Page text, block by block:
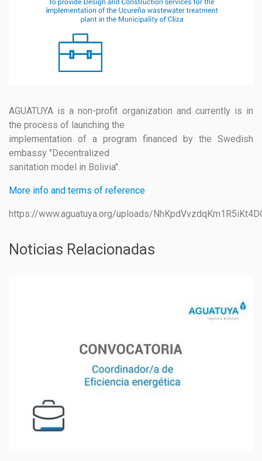
Noticias Relacionadas
AGUATUYA is a non-profit organization and currently is in
the process of launching the
implementation of a program financed by the Swedish
embassy "Decentralized
sanitation model in Bolivia".
More info and terms of reference
https://www.aguatuya.org/uploads/